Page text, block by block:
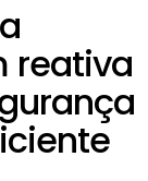
reativa